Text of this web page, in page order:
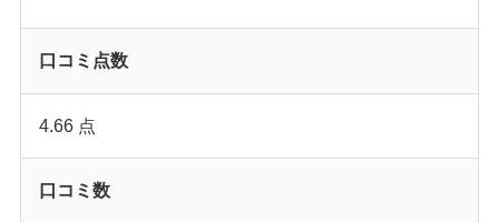
口コミ点数
4.66 点
口コミ数